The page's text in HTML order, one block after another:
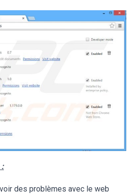
:
des problèmes avec le web